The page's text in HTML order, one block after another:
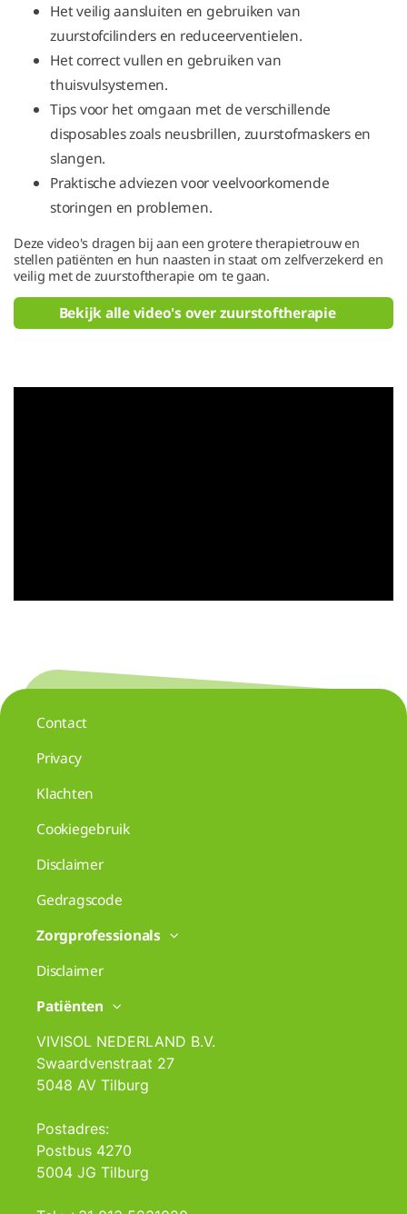
Het veilig aansluiten en gebruiken van
zuurstofcilinders en reduceerventielen.
Het correct vullen en gebruiken van
thuisvulsystemen.
Tips voor het omgaan met de verschillende
disposables zoals neusbrillen, zuurstofmaskers en
slangen.
Praktische adviezen voor veelvoorkomende
storingen en problemen.
Deze video's dragen bij aan een grotere therapietrouw en
stellen patiënten en hun naasten in staat om zelfverzekerd en
veilig met de zuurstoftherapie om te gaan.
Bekijk alle video's over zuurstoftherapie
Contact
Privacy
Klachten
Cookiegebruik
Disclaimer
Gedragscode
Zorgprofessionals
Disclaimer
Patiënten
VIVISOL NEDERLAND B.V.
Swaardvenstraat 27
5048 AV Tilburg
Postadres:
Postbus 4270
5004 JG Tilburg